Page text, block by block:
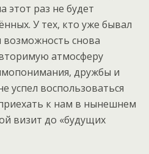
этот раз не будет
У тех, кто уже бывал
возможность снова
атмосферу
дружбы и
успел воспользоваться
к нам в нынешнем
визит до «будущих